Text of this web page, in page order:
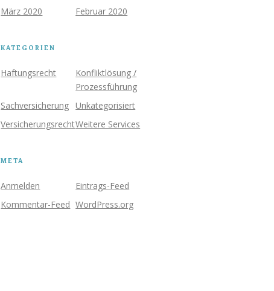
März 2020 Februar 2020
KATEGORIEN
Haftungsrecht
Konfliktlösung /
Prozessführung
Sachversicherung Unkategorisiert
VersicherungsrechtWeitere Services
META
Anmelden
Eintrags-Feed
Kommentar-Feed WordPress.org